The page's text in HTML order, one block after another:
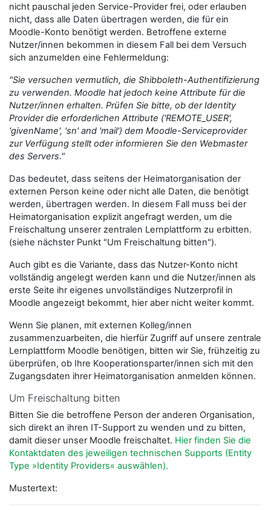
nicht pauschal jeden Service-Provider frei, oder erlauben
nicht, dass alle Daten übertragen werden, die für ein
Moodle-Konto benötigt werden. Betroffene externe
Nutzer/innen bekommen in diesem Fall bei dem Versuch
sich anzumelden eine Fehlermeldung:
"Sie versuchen vermutlich, die Shibboleth-Authentifizierung
zu verwenden. Moodle hat jedoch keine Attribute für die
Nutzer/innen erhalten. Prüfen Sie bitte, ob der Identity
Provider die erforderlichen Attribute ('REMOTE_USER',
'givenName', 'sn' and 'mail') dem Moodle-Serviceprovider
zur Verfügung stellt oder informieren Sie den Webmaster
des Servers."
Das bedeutet, dass seitens der Heimatorganisation der
externen Person keine oder nicht alle Daten, die benötigt
werden, übertragen werden. In diesem Fall muss bei der
Heimatorganisation explizit angefragt werden, um die
Freischaltung unserer zentralen Lernplattform zu erbitten.
(siehe nächster Punkt "Um Freischaltung bitten").
Auch gibt es die Variante, dass das Nutzer-Konto nicht
vollständig angelegt werden kann und die Nutzer/innen als
erste Seite ihr eigenes unvollständiges Nutzerprofil in
Moodle angezeigt bekommt, hier aber nicht weiter kommt.
Wenn Sie planen, mit externen Kolleg/innen
zusammenzuarbeiten, die hierfür Zugriff auf unsere zentrale
Lernplattform Moodle benötigen, bitten wir Sie, frühzeitig zu
überprüfen, ob Ihre Kooperationsparter/innen sich mit den
Zugangsdaten ihrer Heimatorganisation anmelden können.
Um Freischaltung bitten
Bitten Sie die betroffene Person der anderen Organisation,
sich direkt an ihren IT-Support zu wenden und zu bitten,
damit dieser unser Moodle freischaltet. Hier finden Sie die
Kontaktdaten des jeweiligen technischen Supports (Entity
Type »Identity Providers« auswählen).
Mustertext: